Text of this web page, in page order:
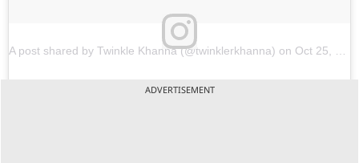
A post shared by Twinkle Khanna (@twinklerkhanna) on Oct 25, 2017 at 10:22pm PDT
ADVERTISEMENT